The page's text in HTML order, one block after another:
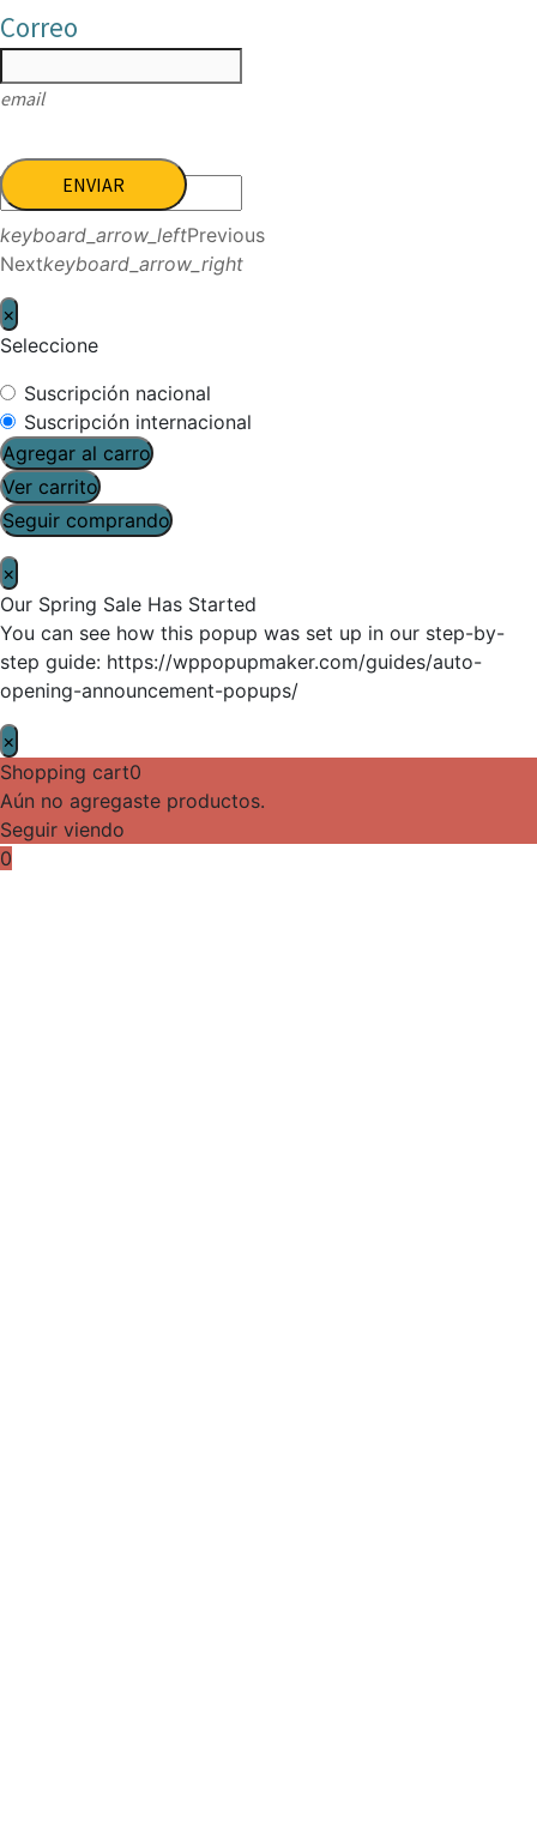
Correo
email
ENVIAR
keyboard_arrow_leftPrevious
Nextkeyboard_arrow_right
×
Seleccione
Suscripción nacional
Suscripción internacional
Agregar al carro
Ver carrito
Seguir comprando
×
Our Spring Sale Has Started
You can see how this popup was set up in our step-by-
step guide: https://wppopupmaker.com/guides/auto-
opening-announcement-popups/
×
Shopping cart0
Aún no agregaste productos.
Seguir viendo
0